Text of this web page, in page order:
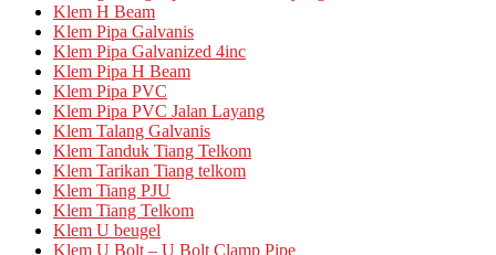
Klem H Beam
Klem Pipa Galvanis
Klem Pipa Galvanized 4inc
Klem Pipa H Beam
Klem Pipa PVC
Klem Pipa PVC Jalan Layang
Klem Talang Galvanis
Klem Tanduk Tiang Telkom
Klem Tarikan Tiang telkom
Klem Tiang PJU
Klem Tiang Telkom
Klem U beugel
Klem U Bolt – U Bolt Clamp Pipe